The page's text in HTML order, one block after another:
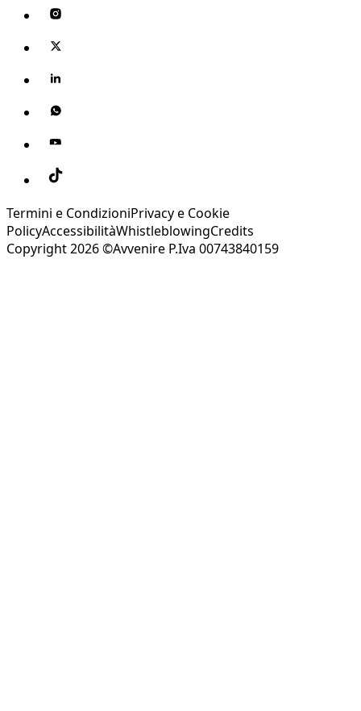
Termini e CondizioniPrivacy e Cookie
PolicyAccessibilitàWhistleblowingCredits
Copyright 2026 ©Avvenire P.Iva 00743840159